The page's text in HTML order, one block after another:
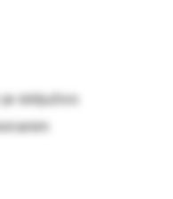
isključivo